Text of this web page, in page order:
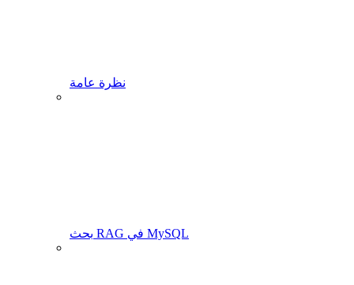
نظرة عامة
بحث RAG في MySQL